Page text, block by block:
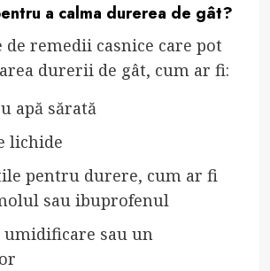
a calma durerea de gât?
de remedii casnice care pot
durerii de gât, cum ar fi:
apă sărată
lichide
pentru durere, cum ar fi
sau ibuprofenul
sau un